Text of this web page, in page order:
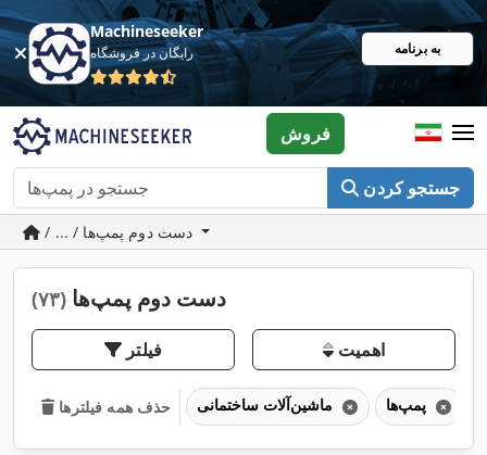
Machineseeker
رایگان در فروشگاه به برنامه
جستجو کردن
فروش
دست دوم پمپ‌ها (۷۳)
فیلتر اهمیت
حذف همه فیلترها